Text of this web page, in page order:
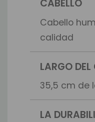
CABELLO
Cabello
calidad
LARGO
35,5 cm de
LA